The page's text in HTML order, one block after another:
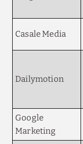
Casale Media
Dailymotion
Google
Marketing